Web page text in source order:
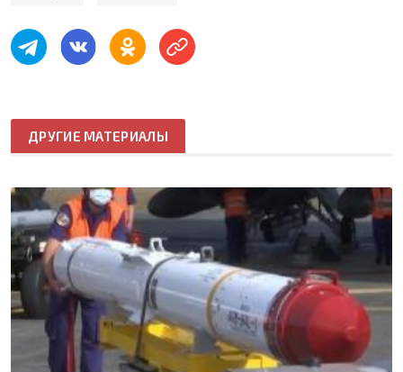
ДРУГИЕ МАТЕРИАЛЫ